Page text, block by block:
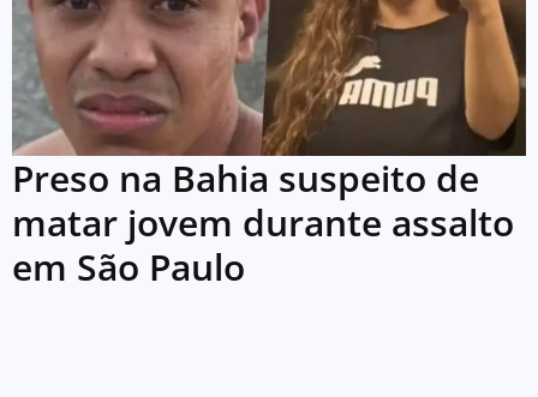
Preso na Bahia suspeito de
matar jovem durante assalto
em São Paulo